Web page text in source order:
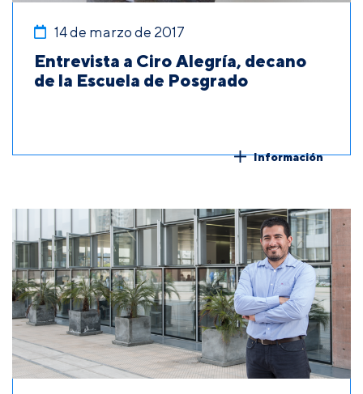
14 de marzo de 2017
Entrevista a Ciro Alegría, decano
de la Escuela de Posgrado
Información